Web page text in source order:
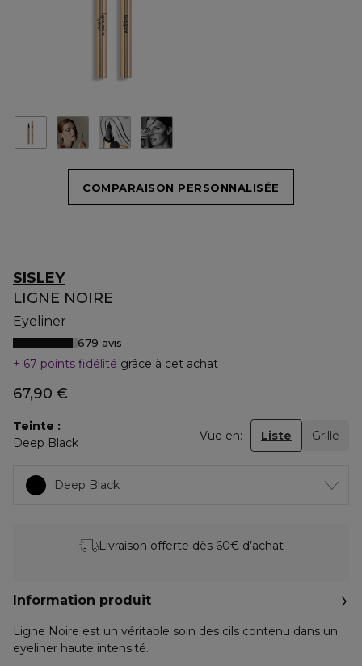
COMPARAISON PERSONNALISÉE
SISLEY
LIGNE NOIRE
Eyeliner
679 avis
67 points fidélité grâce à cet achat
67,90 €
Teinte
Deep Black
Vue en: Liste Grille
Deep Black
Livraison offerte dès 60€ d’achat
Information produit
Ligne Noire est un véritable soin des cils contenu dans un
eyeliner haute intensité.